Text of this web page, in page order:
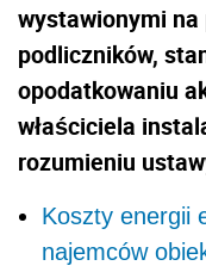
wystawionymi
podliczników,
opodatkowaniu
właściciela
rozumieniu
Koszty energii
najemców